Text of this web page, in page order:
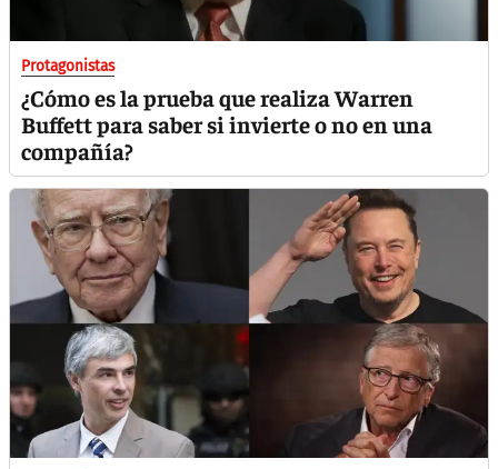
Protagonistas
¿Cómo es la prueba que realiza Warren
Buffett para saber si invierte o no en una
compañía?